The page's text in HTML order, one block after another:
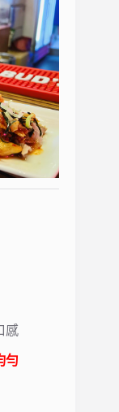
感
勻